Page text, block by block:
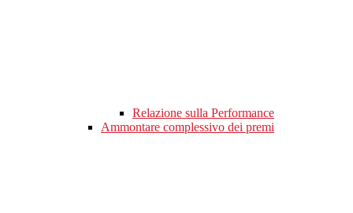
Relazione sulla Performance
Ammontare complessivo dei premi